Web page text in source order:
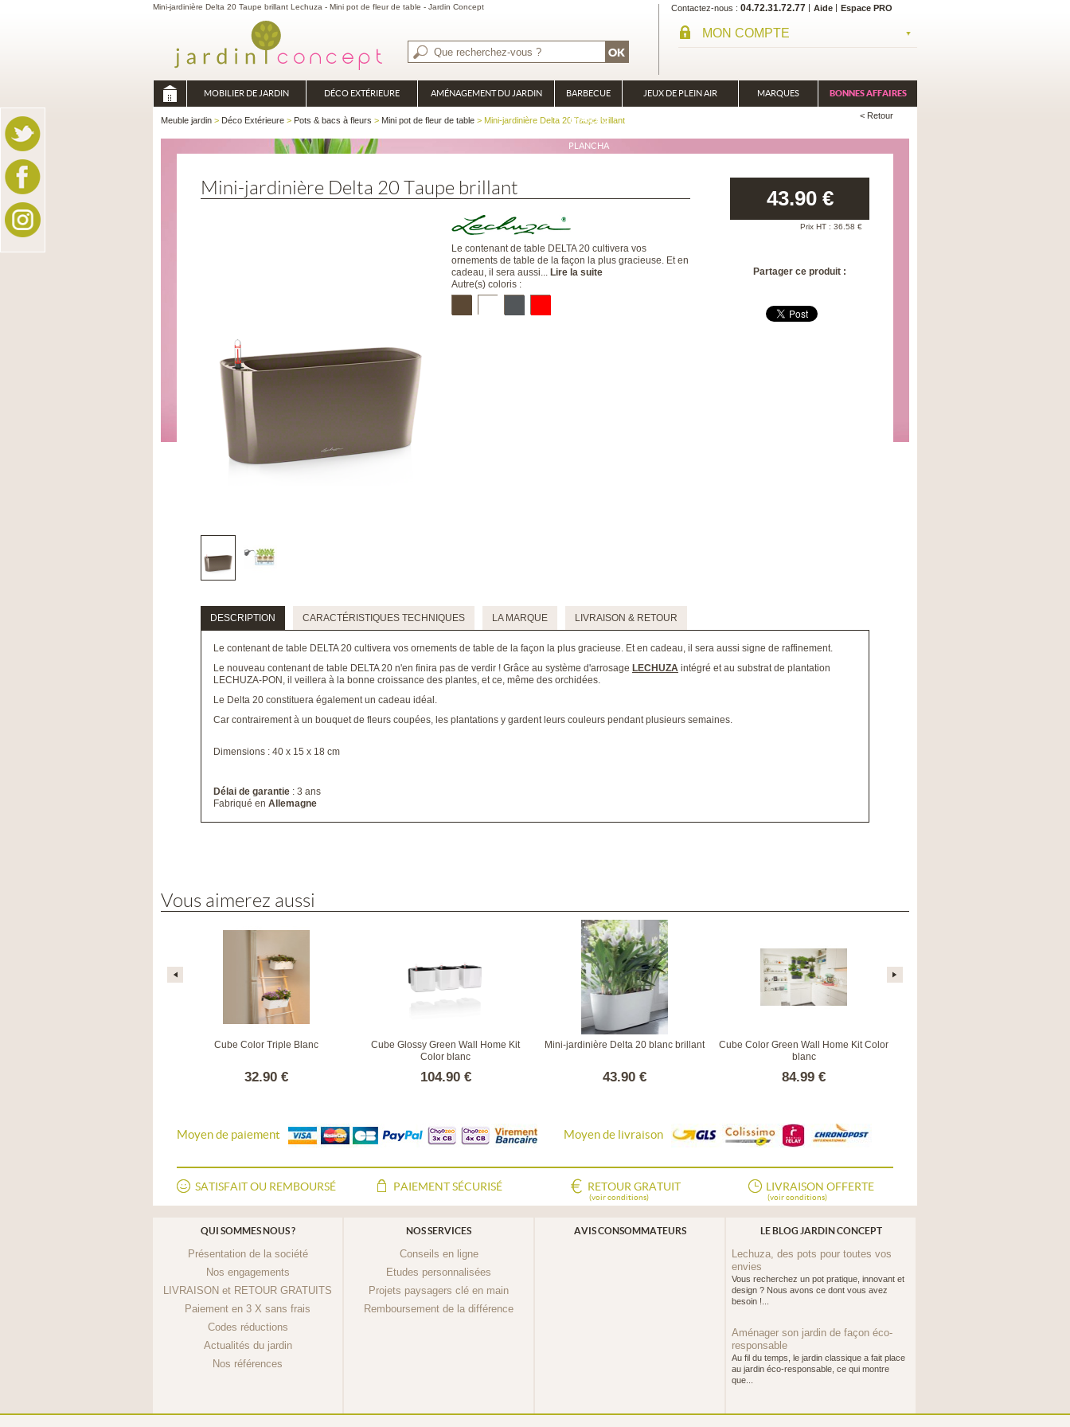
Mini-jardinière Delta 20 Taupe brillant Lechuza - Mini pot de fleur de table - Jardin Concept Contactez-nous 04.72.31.72.77 Aide Espace PRO
MON COMPTE
MOBILIER DE JARDIN DÉCO EXTÉRIEURE AMÉNAGEMENT DU JARDIN BARBECUE
BRASÉRO
PLANCHA
JEUX DE PLEIN AIR MARQUES BONNES AFFAIRES
Meuble jardin > Déco Extérieure > Pots & bacs à fleurs > Mini pot de fleur de table > Mini-jardinière Delta 20 Taupe brillant < Retour
Mini-jardinière Delta 20 Taupe brillant
Le contenant de table DELTA 20 cultivera vos
ornements de table de la façon la plus gracieuse. Et en
cadeau, il sera aussi... Lire la suite
Autre(s) coloris :
43.90 €
Prix HT : 36.58 €
Partager ce produit :
DESCRIPTION CARACTÉRISTIQUES TECHNIQUES LA MARQUE LIVRAISON & RETOUR
Le contenant de table DELTA 20 cultivera vos ornements de table de la façon la plus gracieuse. Et en cadeau, il sera aussi signe de raffinement.
Le nouveau contenant de table DELTA 20 n'en finira pas de verdir ! Grâce au système d'arrosage LECHUZA intégré et au substrat de plantation
LECHUZA-PON, il veillera à la bonne croissance des plantes, et ce, même des orchidées.
Le Delta 20 constituera également un cadeau idéal.
Car contrairement à un bouquet de fleurs coupées, les plantations y gardent leurs couleurs pendant plusieurs semaines.
Dimensions : 40 x 15 x 18 cm
Délai de garantie : 3 ans
Fabriqué en Allemagne
Vous aimerez aussi
Cube Color Triple Blanc
32.90 €
Cube Glossy Green Wall Home Kit
Color blanc
104.90 €
Mini-jardinière Delta 20 blanc brillant
43.90 €
Cube Color Green Wall Home Kit Color
blanc
84.99 €
Moyen de paiement Moyen de livraison
SATISFAIT OU REMBOURSÉ PAIEMENT SÉCURISÉ RETOUR GRATUIT
(voir conditions)
LIVRAISON OFFERTE
(voir conditions)
QUI SOMMES NOUS ?
Présentation de la société
Nos engagements
LIVRAISON et RETOUR GRATUITS
Paiement en 3 X sans frais
Codes réductions
Actualités du jardin
Nos références
NOS SERVICES
Conseils en ligne
Etudes personnalisées
Projets paysagers clé en main
Remboursement de la différence
AVIS CONSOMMATEURS LE BLOG JARDIN CONCEPT
Lechuza, des pots pour toutes vos
envies
Vous recherchez un pot pratique, innovant et
design ? Nous avons ce dont vous avez
besoin !...
Aménager son jardin de façon éco-
responsable
Au fil du temps, le jardin classique a fait place
au jardin éco-responsable, ce qui montre
que...